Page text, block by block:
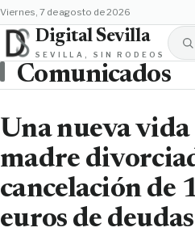
viernes, 7 de agosto de 2026
Digital Sevilla
SEVILLA, SIN RODEOS
Comunicados
Una nueva
madre
cancelación de
euros de deudas